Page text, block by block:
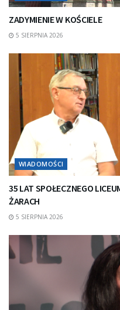
ZADYMIENIE W KOŚCIELE
5 SIERPNIA 2026
WIADOMOŚCI
35 LAT SPOŁECZNEGO
ŻARACH
5 SIERPNIA 2026